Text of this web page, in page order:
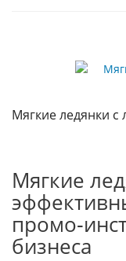
Мягкие ледянки с
Мягкие
бизнеса